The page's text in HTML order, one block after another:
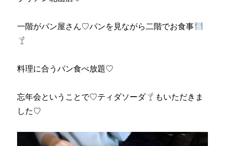
一階がパン屋さん♡パンを見ながら二階でお食事
料理に合うパン食べ放題♡
忘年会ということで♡ティダソーダ
もいただきま
した♡